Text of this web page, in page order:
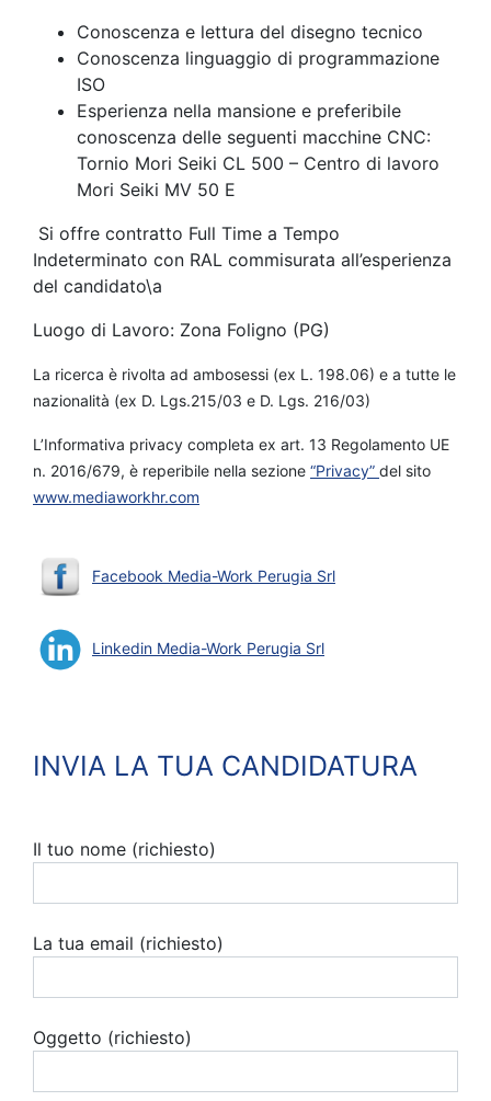
Conoscenza e lettura del disegno tecnico
Conoscenza linguaggio di programmazione
ISO
Esperienza nella mansione e preferibile
conoscenza delle seguenti macchine CNC:
Tornio Mori Seiki CL 500 – Centro di lavoro
Mori Seiki MV 50 E
Si offre contratto Full Time a Tempo
Indeterminato con RAL commisurata all’esperienza
del candidato\a
Luogo di Lavoro: Zona Foligno (PG)
La ricerca è rivolta ad ambosessi (ex L. 198.06) e a tutte le
nazionalità (ex D. Lgs.215/03 e D. Lgs. 216/03)
L’Informativa privacy completa ex art. 13 Regolamento UE
n. 2016/679, è reperibile nella sezione “Privacy” del sito
www.mediaworkhr.com
Facebook Media-Work Perugia Srl
Linkedin Media-Work Perugia Srl
INVIA LA TUA CANDIDATURA
Il tuo nome (richiesto)
La tua email (richiesto)
Oggetto (richiesto)